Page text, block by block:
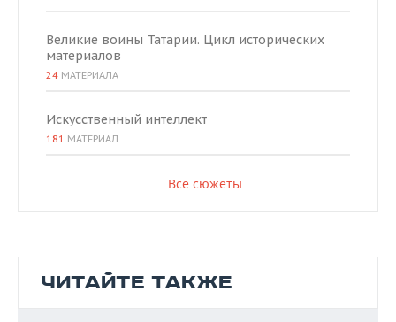
Великие воины Татарии. Цикл исторических
материалов
24 МАТЕРИАЛА
Искусственный интеллект
181 МАТЕРИАЛ
Все сюжеты
ЧИТАЙТЕ ТАКЖЕ